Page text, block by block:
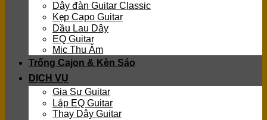
Dây đàn Guitar Classic
Kẹp Capo Guitar
Dầu Lau Dây
EQ Guitar
Mic Thu Âm
Trống Cajon & Kèn Sáo
DỊCH VỤ
Gia Sư Guitar
Lắp EQ Guitar
Thay Dây Guitar